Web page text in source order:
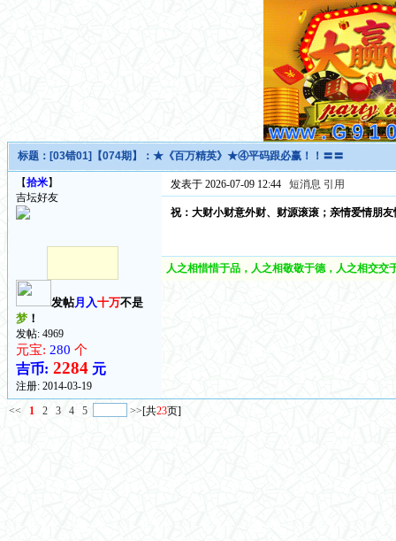
标题： [03错01]【074期】：★《百万精英》★④平码跟必赢！！〓〓
【拾米】
吉坛好友
发帖月入十万不是
梦！
发帖: 4969
元宝: 280 个
吉币: 2284元
注册: 2014-03-19
发表于 2026-07-09 12:44 短消息 引用
祝：大财小财意外财、财源滚滚；亲情爱情朋
人之相惜惜于品，人之相敬敬于德，人之相交
<< 1 2 3 4 5 >>[共23页]